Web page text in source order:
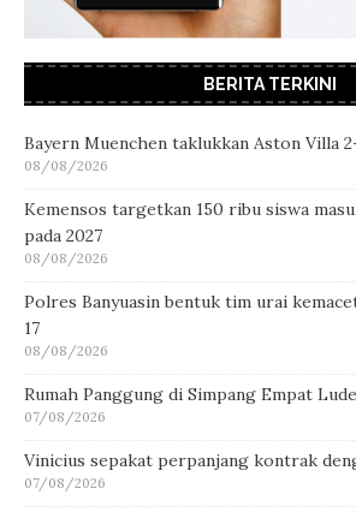
BERITA TERKINI
Bayern Muenchen taklukkan Aston Villa
08/08/2026
Kemensos targetkan 150 ribu siswa
pada 2027
08/08/2026
Polres Banyuasin bentuk tim urai
17
08/08/2026
Rumah Panggung di Simpang Empat
07/08/2026
Vinicius sepakat perpanjang kontrak
07/08/2026